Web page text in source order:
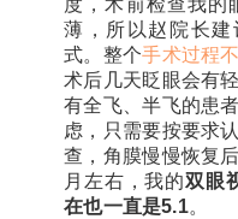
薄，所以赵院长
式。整个手术过程
术后几天眨眼会有
有全飞、半飞的患
虑，只需要按要求
查，角膜慢慢恢复
月左右，我的双眼
在也一直是5.1。